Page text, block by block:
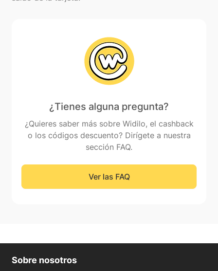
¿Tienes alguna pregunta?
¿Quieres saber más sobre Widilo, el cashback
o los códigos descuento? Dirígete a nuestra
sección FAQ.
Ver las FAQ
Sobre nosotros